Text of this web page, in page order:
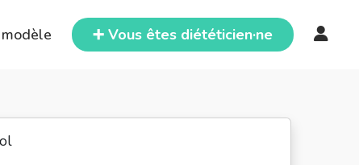
➕ Vous êtes diététicien·ne